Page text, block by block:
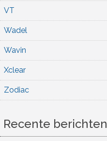
VT
Wadel
Wavin
Xclear
Zodiac
Recente berichten